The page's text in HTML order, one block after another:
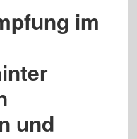
im
und